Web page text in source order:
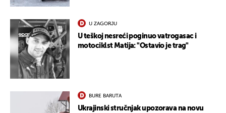
U ZAGORJU
U teškoj nesreći poginuo vatrogasac i
motociklst Matija: "Ostavio je trag"
BURE BARUTA
Ukrajinski stručnjak upozorava na novu